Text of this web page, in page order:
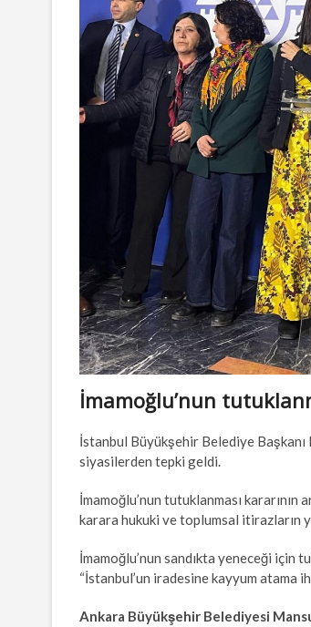
İmamoğlu’nun
İstanbul Büyükşehir Belediye Başkanı
siyasilerden tepki geldi.
İmamoğlu’nun tutuklanması kararının
karara hukuki ve toplumsal itirazların
İmamoğlu’nun sandıkta yeneceği için
“İstanbul’un iradesine kayyum atama
Ankara Büyükşehir Belediyesi